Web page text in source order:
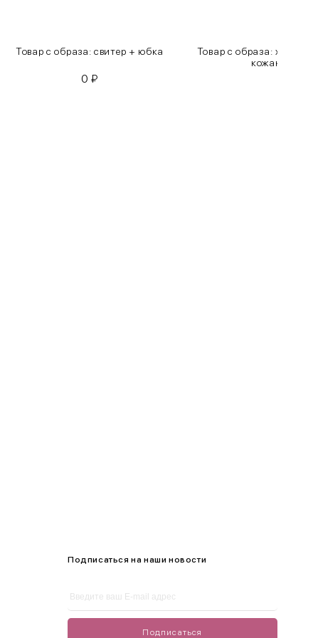
Товар с образа: свитер + юбка
0₽
Товар с образа:
кожаные
Подписаться на наши новости
Подписаться